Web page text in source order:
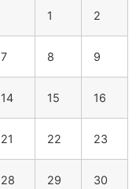
1 2
7 8 9
14 15 16
21 22 23
28 29 30